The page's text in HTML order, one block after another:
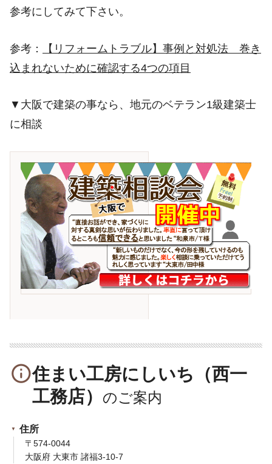
参考にしてみて下さい。
参考：
【リフォームトラブル】事例と対処法 巻き
込まれないために確認する4つの項目
▼大阪で建築の事なら、地元のベテラン1級建築士
に相談
info_outline住まい工房にしいち（西一
工務店）
住所
〒574-0044
大阪府 大東市 諸福3-10-7